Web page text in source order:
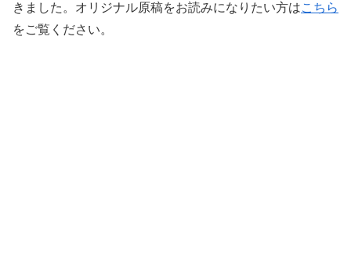
きました。オリジナル原稿をお読みになりたい方はこちら
をご覧ください。